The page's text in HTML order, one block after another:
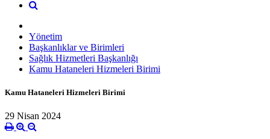
Yönetim
Başkanlıklar ve Birimleri
Sağlık Hizmetleri Başkanlığı
Kamu Hataneleri Hizmeleri Birimi
Kamu Hataneleri Hizmeleri Birimi
29 Nisan 2024